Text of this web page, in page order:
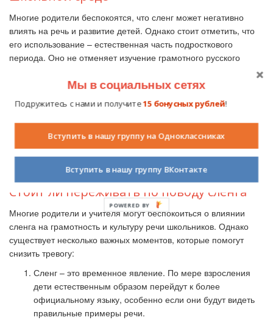
Многие родители беспокоятся, что сленг может негативно
влиять на речь и развитие детей. Однако стоит отметить, что
его использование – естественная часть подросткового
периода. Оно не отменяет изучение грамотного русского
Важно следить за тем, чтобы школьники осознавали, когда
уместно использовать такие выражения, а когда лучше
использовать более официальный язык.
Педагогам знание молодежного сленга помогает лучше
понимать своих учеников и налаживать с ними контакт. Знание
слов и выражений, которыми пользуются школьники, может
облегчить процесс общения и сблизить учителя с учениками.
Стоит ли переживать по поводу сленга
Многие родители и учителя могут беспокоиться о влиянии
сленга на грамотность и культуру речи школьников. Однако
существует несколько важных моментов, которые помогут
снизить тревогу:
Сленг – это временное явление. По мере взросления
дети естественным образом перейдут к более
официальному языку, особенно если они будут видеть
правильные примеры речи.
Мы в социальных сетях
Подружитесь с нами и получите15 бонусных рублей!
Вступить в нашу группу на Одноклассниках
Вступить в нашу группу ВКонтакте
POWERED BY